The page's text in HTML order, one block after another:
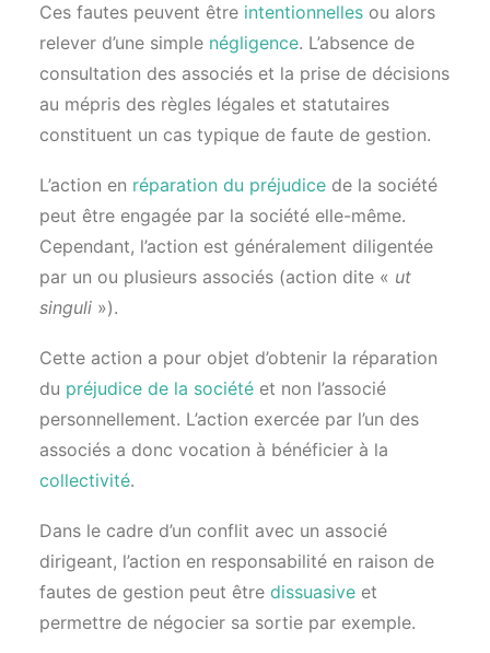
Ces fautes peuvent être intentionnelles ou alors
relever d’une simple négligence. L’absence de
consultation des associés et la prise de décisions
au mépris des règles légales et statutaires
constituent un cas typique de faute de gestion.
L’action en réparation du préjudice de la société
peut être engagée par la société elle-même.
Cependant, l’action est généralement diligentée
par un ou plusieurs associés (action dite « ut
singuli »).
Cette action a pour objet d’obtenir la réparation
du préjudice de la société et non l’associé
personnellement. L’action exercée par l’un des
associés a donc vocation à bénéficier à la
collectivité.
Dans le cadre d’un conflit avec un associé
dirigeant, l’action en responsabilité en raison de
fautes de gestion peut être dissuasive et
permettre de négocier sa sortie par exemple.